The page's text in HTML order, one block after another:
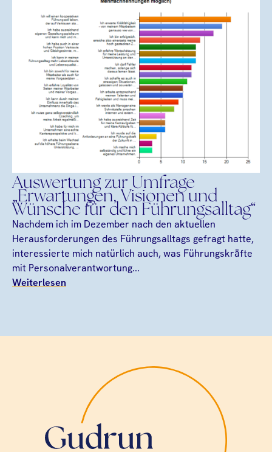
Auswertung zur Umfrage
„Erwartungen, Visionen und
Wünsche für den Führungsalltag“
Nachdem ich im Dezember nach den aktuellen
Herausforderungen des Führungsalltags gefragt hatte,
interessierte mich natürlich auch, was Führungskräfte
mit Personalverantwortung...
Weiterlesen